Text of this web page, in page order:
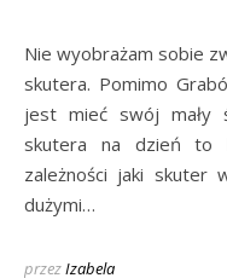
Nie wyobrażam sobie zwiedzania wyspy bez wypożyczenia
skutera. Pomimo
jest mieć swój mały
skutera na dzień to
zależności jaki skuter
dużymi…
przezIzabela